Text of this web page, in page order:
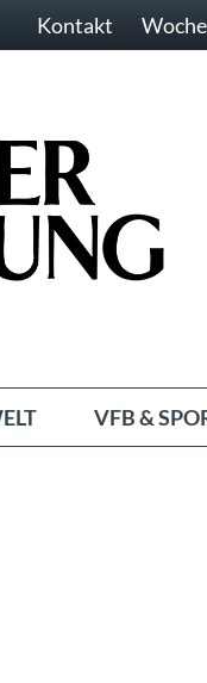
Kontakt
VFB &